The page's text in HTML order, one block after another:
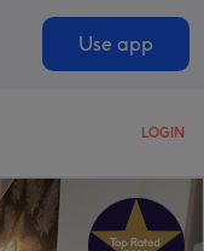
Use app
LOGIN